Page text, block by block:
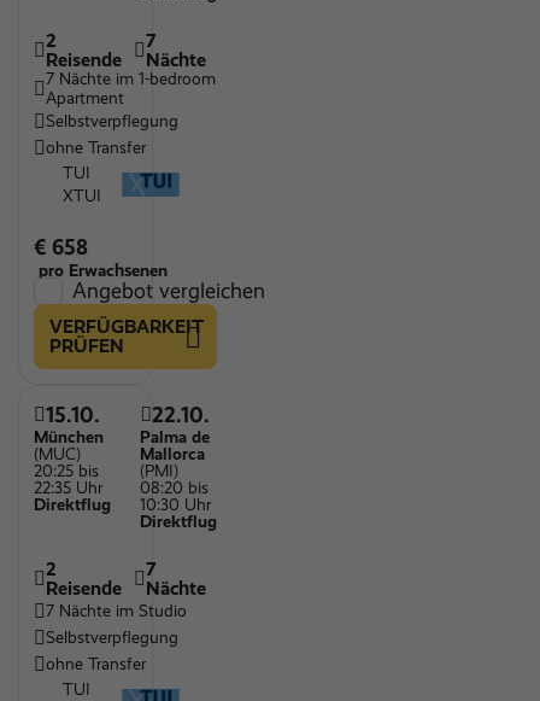
2
Reisende
7
Nächte
7 Nächte im 1-bedroom
Apartment
Selbstverpflegung
ohne Transfer
TUI
XTUI
€ 658
pro Erwachsenen
Angebot vergleichen
VERFÜGBARKEIT
PRÜFEN
15.10.
München
(MUC)
20:25 bis
22:35 Uhr
Direktflug
22.10.
Palma de
Mallorca
(PMI)
08:20 bis
10:30 Uhr
Direktflug
2
Reisende
7
Nächte
7 Nächte im Studio
Selbstverpflegung
ohne Transfer
TUI